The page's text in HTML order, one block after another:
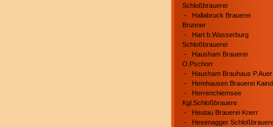
Schloßbrauerei
- Hallabruck Brauerei
Brunner
- Hart b.Wasserburg
Schloßbrauerei
- Hausham Brauerei
O.Pschorr
- Hausham Brauhaus P.Auer
- Hemhausen Brauerei
- Herrenchiemsee
Kgl.Schloßbrauere
- Heutau Brauerei Knerr
- Hexenagger